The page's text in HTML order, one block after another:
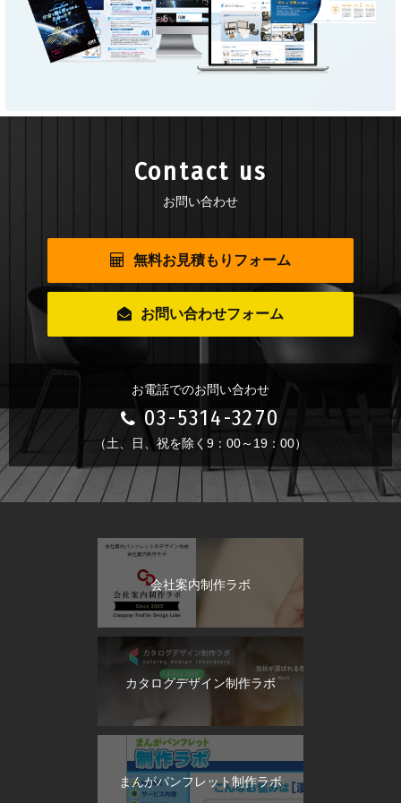
Contact us
お問い合わせ
無料お見積もりフォーム
お問い合わせフォーム
お電話でのお問い合わせ
03-5314-3270
（土、日、祝を除く9：00～19：00）
会社案内制作ラボ
カタログデザイン制作ラボ
まんがパンフレット制作ラボ